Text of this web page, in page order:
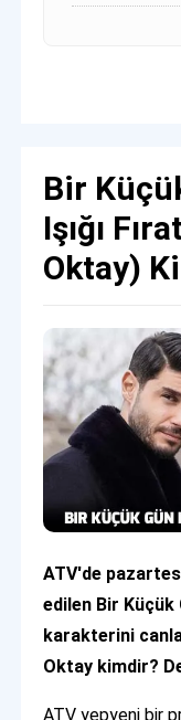
Bir
Işığı
Oktay)
ATV'de
edilen Bir Küçük
karakterini
Oktay kimdir?
ATV yepyeni bir